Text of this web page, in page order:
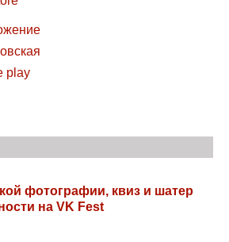
фотографии, квиз и шатер
на VK Fest